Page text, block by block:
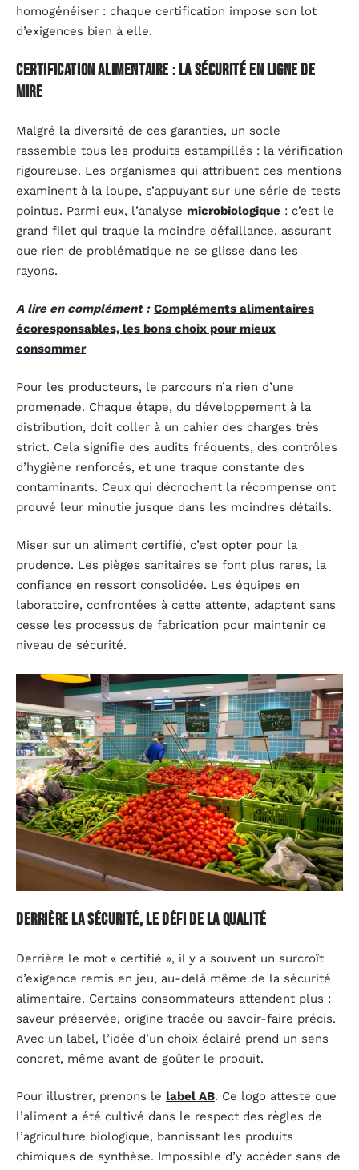
homogénéiser : chaque certification impose son lot
d’exigences bien à elle.
Certification alimentaire : la sécurité en ligne de
mire
Malgré la diversité de ces garanties, un socle
rassemble tous les produits estampillés : la vérification
rigoureuse. Les organismes qui attribuent ces mentions
examinent à la loupe, s’appuyant sur une série de tests
pointus. Parmi eux, l’analyse microbiologique : c’est le
grand filet qui traque la moindre défaillance, assurant
que rien de problématique ne se glisse dans les
rayons.
A lire en complément : Compléments alimentaires
écoresponsables, les bons choix pour mieux
consommer
Pour les producteurs, le parcours n’a rien d’une
promenade. Chaque étape, du développement à la
distribution, doit coller à un cahier des charges très
strict. Cela signifie des audits fréquents, des contrôles
d’hygiène renforcés, et une traque constante des
contaminants. Ceux qui décrochent la récompense ont
prouvé leur minutie jusque dans les moindres détails.
Miser sur un aliment certifié, c’est opter pour la
prudence. Les pièges sanitaires se font plus rares, la
confiance en ressort consolidée. Les équipes en
laboratoire, confrontées à cette attente, adaptent sans
cesse les processus de fabrication pour maintenir ce
niveau de sécurité.
Derrière la sécurité, le défi de la qualité
Derrière le mot « certifié », il y a souvent un surcroît
d’exigence remis en jeu, au-delà même de la sécurité
alimentaire. Certains consommateurs attendent plus :
saveur préservée, origine tracée ou savoir-faire précis.
Avec un label, l’idée d’un choix éclairé prend un sens
concret, même avant de goûter le produit.
Pour illustrer, prenons le label AB. Ce logo atteste que
l’aliment a été cultivé dans le respect des règles de
l’agriculture biologique, bannissant les produits
chimiques de synthèse. Impossible d’y accéder sans de